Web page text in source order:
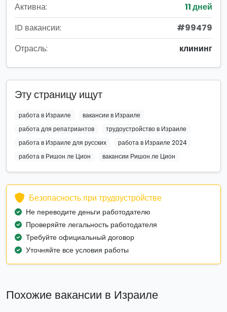
Активна:
11 дней
ID вакансии:
#99479
Отрасль:
клининг
Эту страницу ищут
работа в Израиле
вакансии в Израиле
работа для репатриантов
трудоустройство в Израиле
работа в Израиле для русских
работа в Израиле 2024
работа в Ришон ле Цион
вакансии Ришон ле Цион
Безопасность при трудоустройстве
Не переводите деньги работодателю
Проверяйте легальность работодателя
Требуйте официальный договор
Уточняйте все условия работы
Похожие вакансии в Израиле